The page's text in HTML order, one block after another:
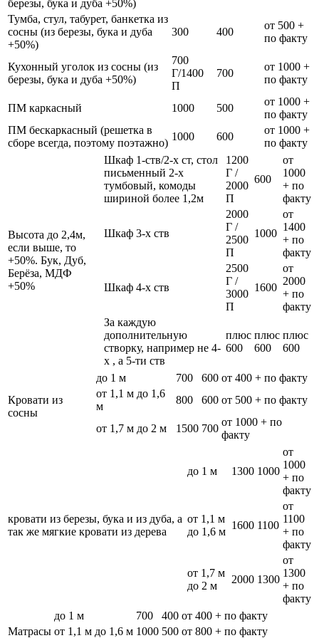
березы, бука и дуба +50%)
Тумба, стул, табурет, банкетка из
сосны (из березы, бука и дуба
+50%)
300 400
от 500 +
по факту
Кухонный уголок из сосны (из
березы, бука и дуба +50%)
700
Г/1400
П
700
от 1000 +
по факту
ПМ каркасный 1000 500
от 1000 +
по факту
ПМ бескаркасный (решетка в
сборе всегда, поэтому поэтажно)
1000 600
от 1000 +
по факту
Высота до 2,4м,
если выше, то
+50%. Бук, Дуб,
Берёза, МДФ
+50%
Шкаф 1-ств/2-х ст, стол
письменный 2-х
тумбовый, комоды
шириной более 1,2м
1200
Г /
2000
П
600
от
1000
+ по
факту
Шкаф 3-х ств
2000
Г /
2500
П
1000
от
1400
+ по
факту
Шкаф 4-х ств
2500
Г /
3000
П
1600
от
2000
+ по
факту
За каждую
дополнительную
створку, например не 4-
х , а 5-ти ств
плюс
600
плюс
600
плюс
600
Кровати из
сосны
до 1 м 700 600 от 400 + по факту
от 1,1 м до 1,6
м
800 600 от 500 + по факту
от 1,7 м до 2 м 1500 700
от 1000 + по
факту
кровати из березы, бука и из дуба, а
так же мягкие кровати из дерева
до 1 м 1300 1000
от
1000
+ по
факту
от 1,1 м
до 1,6 м
1600 1100
от
1100
+ по
факту
от 1,7 м
до 2 м
2000 1300
от
1300
+ по
факту
Матрасы
до 1 м 700 400 от 400 + по факту
от 1,1 м до 1,6 м 1000 500 от 800 + по факту